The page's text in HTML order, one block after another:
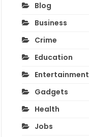
Blog
Business
Crime
Education
Entertainment
Gadgets
Health
Jobs